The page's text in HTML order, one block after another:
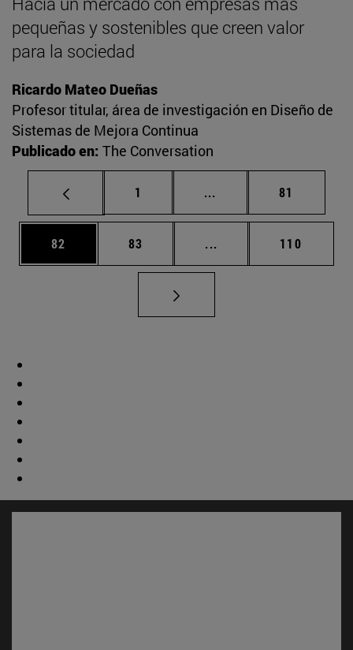
pequeñas y sostenibles que creen valor
para la sociedad
Ricardo Mateo Dueñas
Profesor titular, área de investigación en Diseño de
Sistemas de Mejora Continua
Publicado en: The Conversation
Página
1 ... Páginas intermedias
Página
81
Página
82 Página
83 ... Páginas intermedias
Página
110